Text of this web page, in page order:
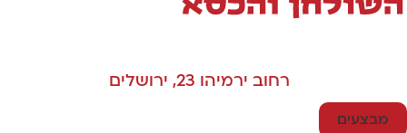
רחוב ירמיהו 23, ירושלים
מבצעים